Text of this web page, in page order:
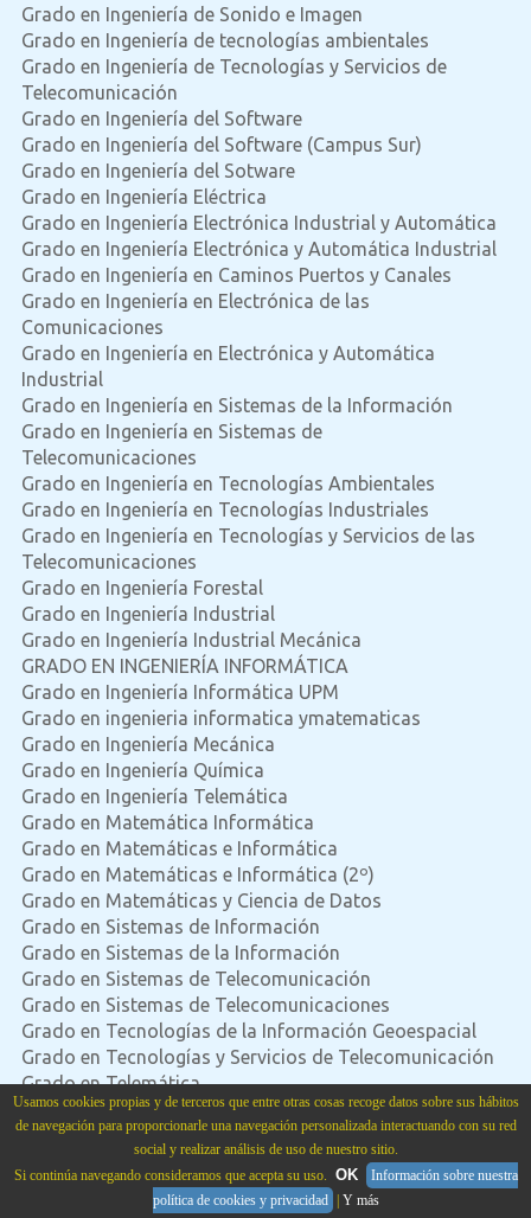
Usamos cookies propias y de terceros que entre otras cosas recoge datos sobre sus hábitos
de navegación para proporcionarle una navegación personalizada interactuando con su red
social y realizar análisis de uso de nuestro sitio.
Si continúa navegando consideramos que acepta su uso. OK
Información sobre nuestra
política de cookies y privacidad
Y más
Grado en Ingeniería de Sonido e Imagen
Grado en Ingeniería de tecnologías ambientales
Grado en Ingeniería de Tecnologías y Servicios de
Telecomunicación
Grado en Ingeniería del Software
Grado en Ingeniería del Software (Campus Sur)
Grado en Ingeniería del Sotware
Grado en Ingeniería Eléctrica
Grado en Ingeniería Electrónica Industrial y Automática
Grado en Ingeniería Electrónica y Automática Industrial
Grado en Ingeniería en Caminos Puertos y Canales
Grado en Ingeniería en Electrónica de las
Comunicaciones
Grado en Ingeniería en Electrónica y Automática
Industrial
Grado en Ingeniería en Sistemas de la Información
Grado en Ingeniería en Sistemas de
Telecomunicaciones
Grado en Ingeniería en Tecnologías Ambientales
Grado en Ingeniería en Tecnologías Industriales
Grado en Ingeniería en Tecnologías y Servicios de las
Telecomunicaciones
Grado en Ingeniería Forestal
Grado en Ingeniería Industrial
Grado en Ingeniería Industrial Mecánica
GRADO EN INGENIERÍA INFORMÁTICA
Grado en Ingeniería Informática UPM
Grado en ingenieria informatica ymatematicas
Grado en Ingeniería Mecánica
Grado en Ingeniería Química
Grado en Ingeniería Telemática
Grado en Matemática Informática
Grado en Matemáticas e Informática
Grado en Matemáticas e Informática (2º)
Grado en Matemáticas y Ciencia de Datos
Grado en Sistemas de Información
Grado en Sistemas de la Información
Grado en Sistemas de Telecomunicación
Grado en Sistemas de Telecomunicaciones
Grado en Tecnologías de la Información Geoespacial
Grado en Tecnologías y Servicios de Telecomunicación
Grado en Telemática
Grado informática y matemáticas
Grado Ing Ingeniería Informática
Grado Ing. Computadores
Grado Ing. Informática
Grado Ing. Mecánica